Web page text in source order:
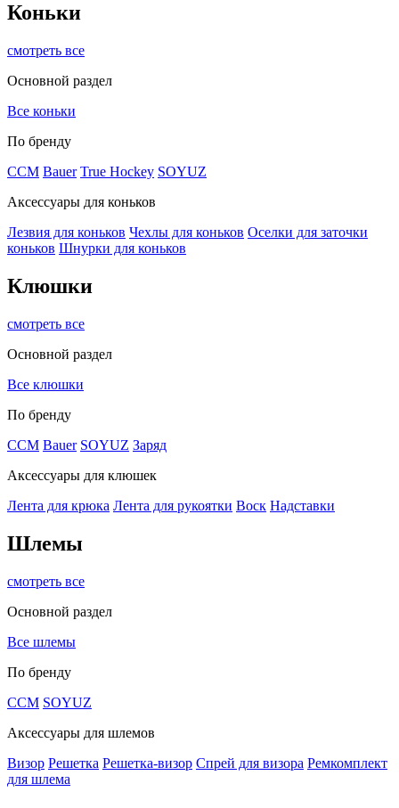
Коньки
смотреть все
Основной раздел
Все коньки
По бренду
ССМ Bauer True Hockey SOYUZ
Аксессуары для коньков
Лезвия для коньков Чехлы для коньков Оселки для заточки
коньков Шнурки для коньков
Клюшки
смотреть все
Основной раздел
Все клюшки
По бренду
CCM Bauer SOYUZ Заряд
Аксессуары для клюшек
Лента для крюка Лента для рукоятки Воск Надставки
Шлемы
смотреть все
Основной раздел
Все шлемы
По бренду
CCM SOYUZ
Аксессуары для шлемов
Визор Решетка Решетка-визор Спрей для визора Ремкомплект
для шлема